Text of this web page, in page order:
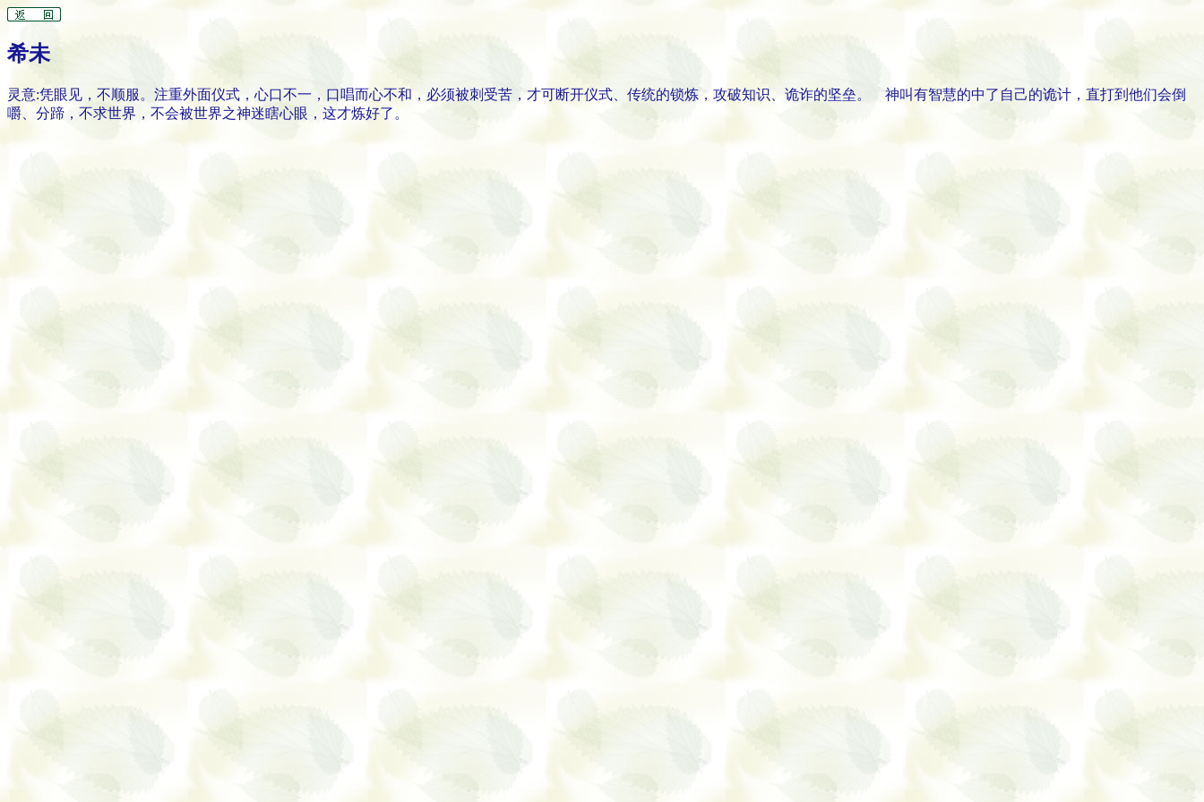
希未
灵意:凭眼见，不顺服。注重外面仪式，心口不一，口唱而心不和，必须被刺受苦，才可断开仪式、传统的锁炼，攻破知识、诡诈的坚垒。 神叫有智慧的中了自己的诡计，直打到他们会倒
嚼、分蹄，不求世界，不会被世界之神迷瞎心眼，这才炼好了。